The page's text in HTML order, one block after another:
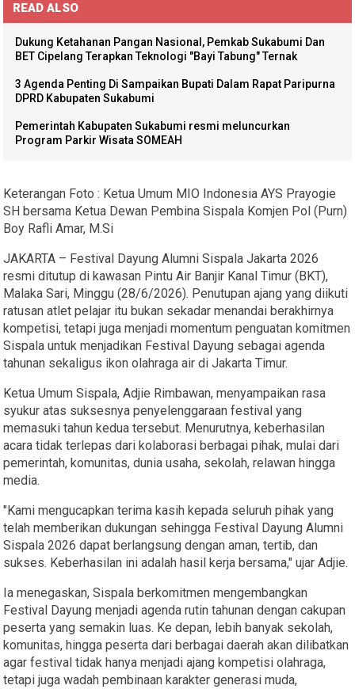
READ ALSO
Dukung Ketahanan Pangan Nasional, Pemkab Sukabumi Dan
BET Cipelang Terapkan Teknologi "Bayi Tabung" Ternak
3 Agenda Penting Di Sampaikan Bupati Dalam Rapat Paripurna
DPRD Kabupaten Sukabumi
Pemerintah Kabupaten Sukabumi resmi meluncurkan
Program Parkir Wisata SOMEAH
Keterangan Foto : Ketua Umum MIO Indonesia AYS Prayogie
SH bersama Ketua Dewan Pembina Sispala Komjen Pol (Purn)
Boy Rafli Amar, M.Si
JAKARTA – Festival Dayung Alumni Sispala Jakarta 2026
resmi ditutup di kawasan Pintu Air Banjir Kanal Timur (BKT),
Malaka Sari, Minggu (28/6/2026). Penutupan ajang yang diikuti
ratusan atlet pelajar itu bukan sekadar menandai berakhirnya
kompetisi, tetapi juga menjadi momentum penguatan komitmen
Sispala untuk menjadikan Festival Dayung sebagai agenda
tahunan sekaligus ikon olahraga air di Jakarta Timur.
Ketua Umum Sispala, Adjie Rimbawan, menyampaikan rasa
syukur atas suksesnya penyelenggaraan festival yang
memasuki tahun kedua tersebut. Menurutnya, keberhasilan
acara tidak terlepas dari kolaborasi berbagai pihak, mulai dari
pemerintah, komunitas, dunia usaha, sekolah, relawan hingga
media.
"Kami mengucapkan terima kasih kepada seluruh pihak yang
telah memberikan dukungan sehingga Festival Dayung Alumni
Sispala 2026 dapat berlangsung dengan aman, tertib, dan
sukses. Keberhasilan ini adalah hasil kerja bersama," ujar Adjie.
Ia menegaskan, Sispala berkomitmen mengembangkan
Festival Dayung menjadi agenda rutin tahunan dengan cakupan
peserta yang semakin luas. Ke depan, lebih banyak sekolah,
komunitas, hingga peserta dari berbagai daerah akan dilibatkan
agar festival tidak hanya menjadi ajang kompetisi olahraga,
tetapi juga wadah pembinaan karakter generasi muda,